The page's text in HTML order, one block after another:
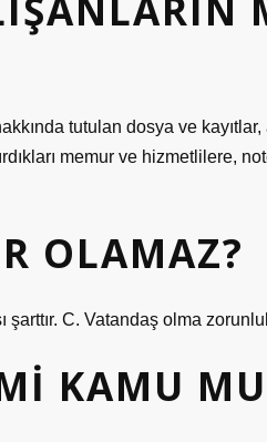
tutulan dosya ve kayıtlar,
memur ve hizmetlilere,
OLAMAZ?
C. Vatandaş olma
KAMU